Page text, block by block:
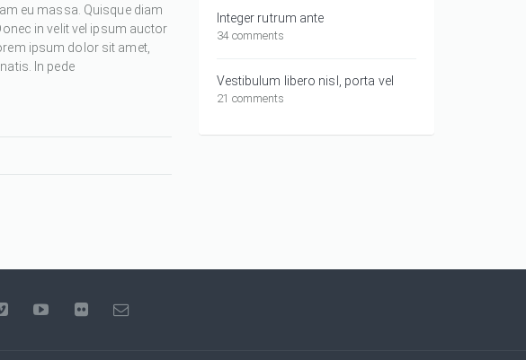
eu massa. Quisque diam
in velit vel ipsum auctor
ipsum dolor sit amet,
In pede
Integer rutrum ante
34 comments
Vestibulum libero nisl, porta vel
21 comments